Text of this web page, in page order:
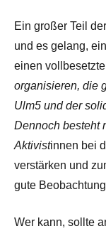
Ein großer Teil
und es gelang,
einen
organisieren, die
Ulm5 und der
Dennoch besteht
Aktivistinnen bei
verstärken und
gute
Wer kann, sollte